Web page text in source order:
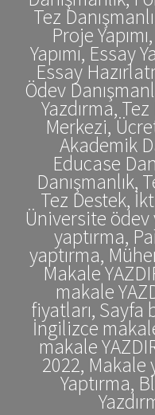
Tez
Proje
Yapımı, Essay
Essay
Ödev
Yazdırma,
Merkezi,
Akademik
Educase
Danışmanlık,
Tez Destek,
Üniversite
yaptırma,
yaptırma,
Makale
makale
fiyatları, Sayfa
İngilizce
makale
2022, Makale
Yaptırma,